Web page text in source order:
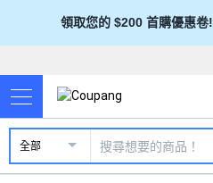
領取您的 $200 首購優惠卷!
全部